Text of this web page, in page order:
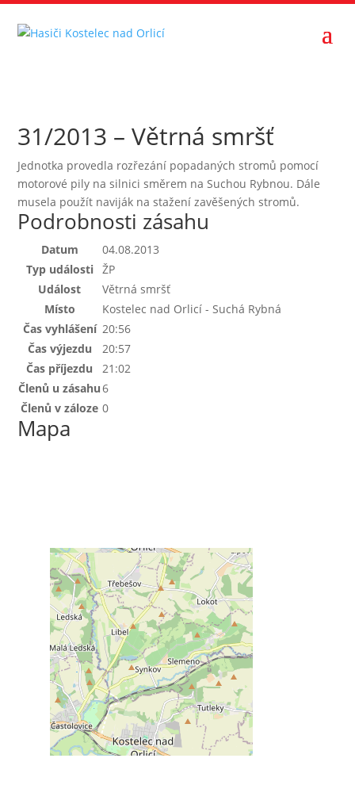
31/2013 – Větrná smršť
Jednotka provedla rozřezání popadaných stromů pomocí
motorové pily na silnici směrem na Suchou Rybnou. Dále
musela použít naviják na stažení zavěšených stromů.
Podrobnosti zásahu
Datum
04.08.2013
Typ události
ŽP
Událost
Větrná smršť
Místo
Kostelec nad Orlicí - Suchá Rybná
Čas vyhlášení 20:56
Čas výjezdu
20:57
Čas příjezdu
21:02
Členů u zásahu6
Členů v záloze 0
Mapa